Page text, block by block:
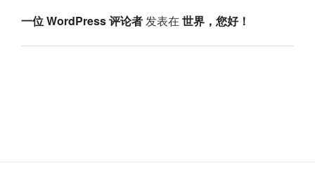
一位 WordPress 评论者发表在 世界，您好！